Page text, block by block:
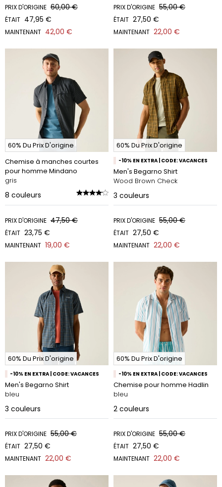
PRIX D'ORIGINE 60,00 €
ÉTAIT 47,95 €
MAINTENANT 42,00 €
PRIX D'ORIGINE 55,00 €
ÉTAIT 27,50 €
MAINTENANT 22,00 €
60% Du Prix D'origine
Chemise à manches courtes
pour homme Mindano
gris
8 couleurs
PRIX D'ORIGINE 47,50 €
ÉTAIT 23,75 €
MAINTENANT 19,00 €
60% Du Prix D'origine
-10% EN EXTRA | CODE: VACANCES
Men's Begarno Shirt
Wood Brown Check
3 couleurs
PRIX D'ORIGINE 55,00 €
ÉTAIT 27,50 €
MAINTENANT 22,00 €
60% Du Prix D'origine
-10% EN EXTRA | CODE: VACANCES
Men's Begarno Shirt
bleu
3 couleurs
PRIX D'ORIGINE 55,00 €
ÉTAIT 27,50 €
MAINTENANT 22,00 €
60% Du Prix D'origine
-10% EN EXTRA | CODE: VACANCES
Chemise pour homme Hadlin
bleu
2 couleurs
PRIX D'ORIGINE 55,00 €
ÉTAIT 27,50 €
MAINTENANT 22,00 €